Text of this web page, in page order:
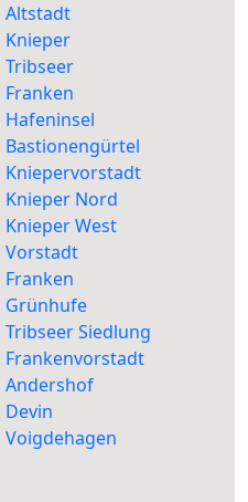
Altstadt
Knieper
Tribseer
Hafeninsel
Bastionengürtel
Kniepervorstadt
Knieper Nord
West
Vorstadt
Grünhufe
Siedlung
Frankenvorstadt
Andershof
Devin
Voigdehagen